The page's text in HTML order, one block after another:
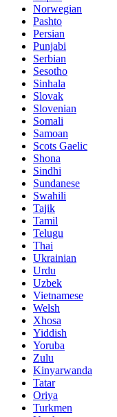
Norwegian
Pashto
Persian
Punjabi
Serbian
Sesotho
Sinhala
Slovak
Slovenian
Somali
Samoan
Scots Gaelic
Shona
Sindhi
Sundanese
Swahili
Tajik
Tamil
Telugu
Thai
Ukrainian
Urdu
Uzbek
Vietnamese
Welsh
Xhosa
Yiddish
Yoruba
Zulu
Kinyarwanda
Tatar
Oriya
Turkmen